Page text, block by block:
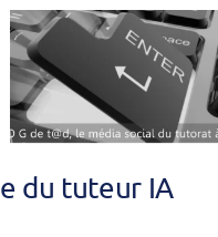
du tuteur IA